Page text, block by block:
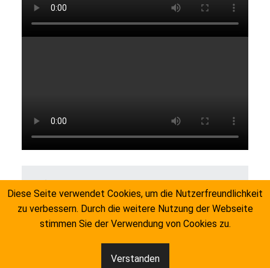
FEBRUAR 23, 2021
HUNDECOACH
Diese Seite verwendet Cookies, um die Nutzerfreundlichkeit
zu verbessern. Durch die weitere Nutzung der Webseite
stimmen Sie der Verwendung von Cookies zu.
Verstanden